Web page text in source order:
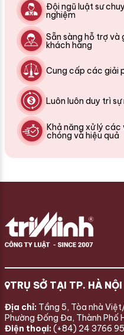
Đội ngũ luật sư
nghiệm
Sẵn sàng hỗ trợ
khách hàng
Cung cấp các giải
Luôn luôn duy trì
Khả năng xử lý
chóng và hiệu quả
TRỤ SỞ TẠI TP. HÀ NỘI
Địa chỉ: Tầng 5, Tòa nhà
Phường Đống Đa, Thành Phố
Điện thoại: (+84) 24 3766